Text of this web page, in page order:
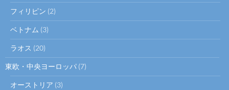
フィリピン (2)
ベトナム (3)
ラオス (20)
東欧・中央ヨーロッパ (7)
オーストリア (3)